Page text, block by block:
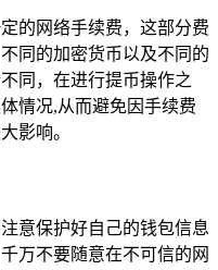
的网络手续费，这部分费
同的加密货币以及不同的
同，在进行提币操作之
情况,从而避免因手续费
影响。
意保护好自己的钱包信息
万不要随意在不可信的网